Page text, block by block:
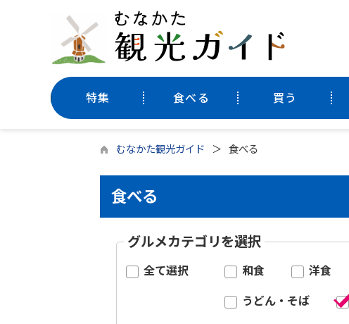
特集 食べる 買う
むなかた観光ガイド 食べる
食べる
グルメカテゴリを選択
全て選択 和食 洋食
うどん・そば